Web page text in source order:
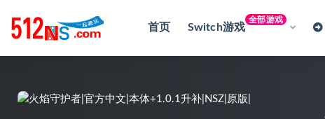
首页 Switch游戏
全部游戏